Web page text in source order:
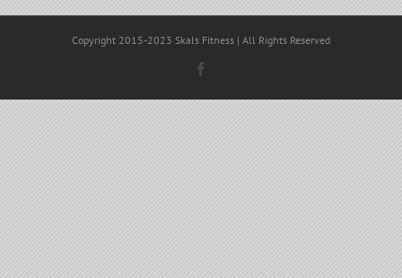
Copyright 2015-2023 Skals Fitness | All Rights Reserved